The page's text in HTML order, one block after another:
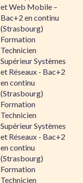
et Web Mobile –
Bac+2 en continu
(Strasbourg)
Formation
Technicien
Supérieur Systèmes
et Réseaux - Bac+2
en continu
(Strasbourg)
Formation
Technicien
Supérieur Systèmes
et Réseaux - Bac+2
en continu
(Strasbourg)
Formation
Technicien